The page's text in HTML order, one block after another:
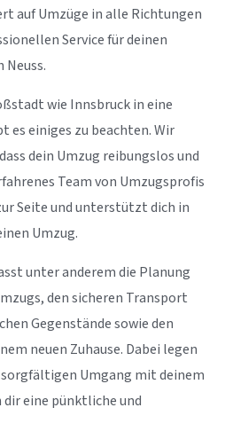
auf Umzüge in alle Richtungen
Service für deinen
Neuss.
wie Innsbruck in eine
es einiges zu beachten. Wir
dein Umzug reibungslos und
Team von Umzugsprofis
Seite und unterstützt dich in
Umzug.
unter anderem die Planung
den sicheren Transport
Gegenstände sowie den
neuen Zuhause. Dabei legen
Umgang mit deinem
eine pünktliche und